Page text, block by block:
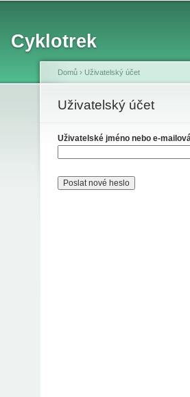
Cyklotrek
You are here
Domů › Uživatelský účet
Uživatelský účet
Primary tabs
Uživatelské jméno nebo e-